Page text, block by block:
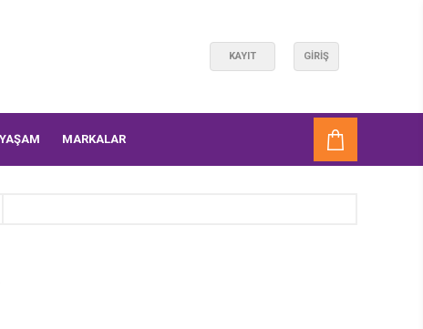
KAYIT GIRIŞ
MARKALAR